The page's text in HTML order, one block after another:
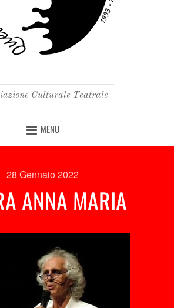
Culturale Teatrale
MENU
28 Gennaio 2022
ANNA MARIA